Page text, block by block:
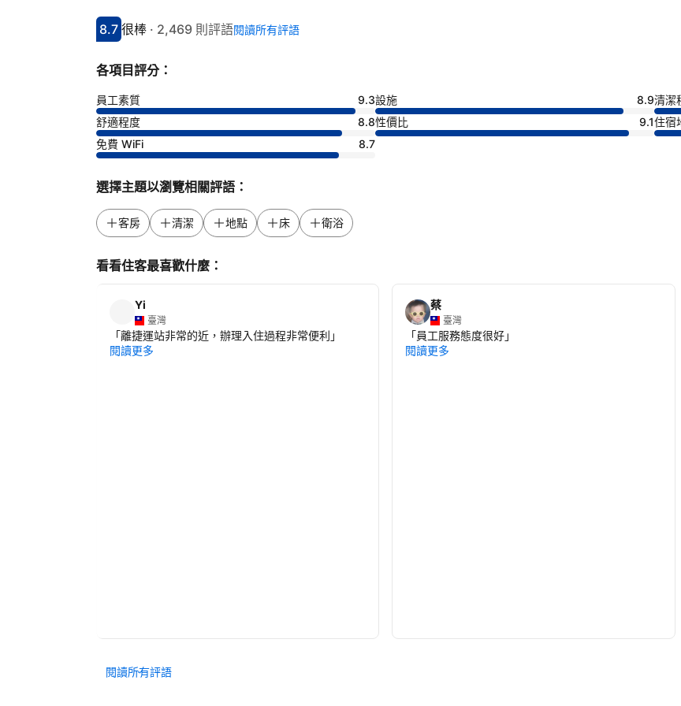
分數8.7分
8.7
評比很棒
很棒 · 2,469 則評語閱讀所有評語
各項目評分：
員工素質 9.3設施 8.9清潔
舒適程度
8.8性價比 9.1住宿
免費 WiFi
8.7
選擇主題以瀏覽相關評語：
客房 清潔 地點 床 衛浴
看看住客最喜歡什麼：
Yi
臺灣
「離捷運站非常的近，辦理入住過程非常便利 」
閱讀更多
蔡
臺灣
「員工服務態度很好」
閱讀更多
閱讀所有評語